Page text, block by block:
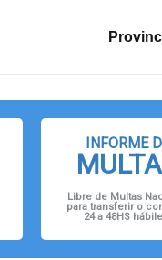
INFORME
Libre de Multas
para transferir o
24 a 48HS